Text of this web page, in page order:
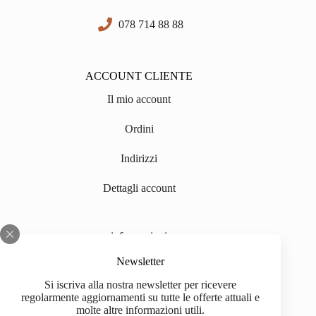
Newsletter
Si iscriva alla nostra newsletter per ricevere
regolarmente aggiornamenti su tutte le offerte attuali e
molte altre informazioni utili.
078 714 88 88
ACCOUNT CLIENTE
Il mio account
Ordini
Indirizzi
Dettagli account
informazioni
Chi siamo
Impressum